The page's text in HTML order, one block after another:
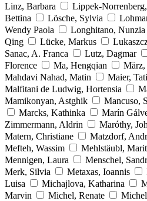
Linz, Barbara
Lippek-
Bettina
Lösche, Sylvia
Wendy Paola
Longhitano, Nunzia
Qing
Lücke, Markus
Sanac, A. Franca
Lutz, Dagmar
Florence
Ma, Hengqian März,
Mahdavi Nahad, Matin
Maier,
Malfitani de Ludwig, Hortensia
Mamikonyan, Astghik
Mancuso,
Marcks, Kathinka
Marín
Zimmermann, Aldrin
Maróthy,
Matern, Christiane
Matzdorf,
Mefteh, Wassim
Mehlstäubl,
Mennigen, Laura
Menschel,
Merk, Silvia
Metaxas, Ioannis
Luisa
Michajlova, Katharina
Marvin
Michel, Renate